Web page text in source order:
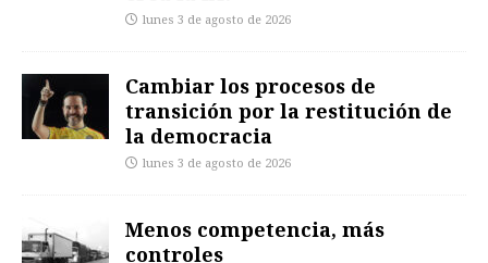
lunes 3 de agosto de 2026
Cambiar los procesos de
transición por la restitución de
la democracia
lunes 3 de agosto de 2026
Menos competencia, más
controles